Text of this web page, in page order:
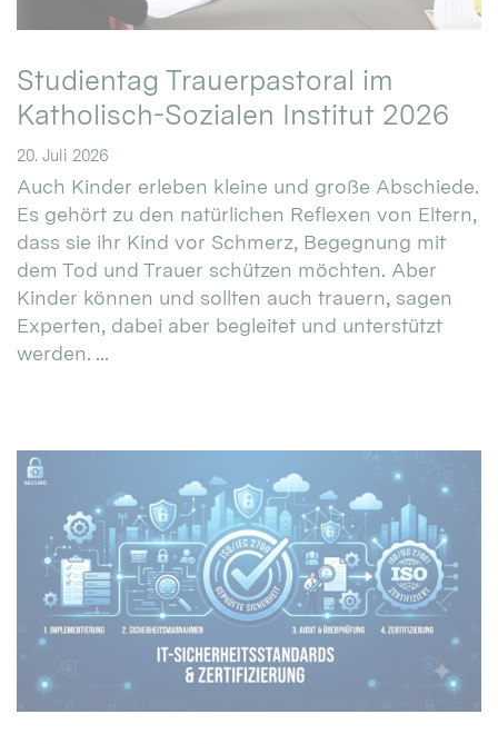
Studientag Trauerpastoral im
Katholisch-Sozialen Institut 2026
20. Juli 2026
Auch Kinder erleben kleine und große Abschiede.
Es gehört zu den natürlichen Reflexen von Eltern,
dass sie ihr Kind vor Schmerz, Begegnung mit
dem Tod und Trauer schützen möchten. Aber
Kinder können und sollten auch trauern, sagen
Experten, dabei aber begleitet und unterstützt
werden. ...